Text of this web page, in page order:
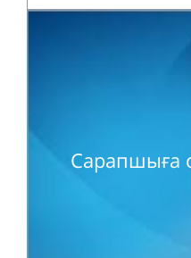
Сарапшыға